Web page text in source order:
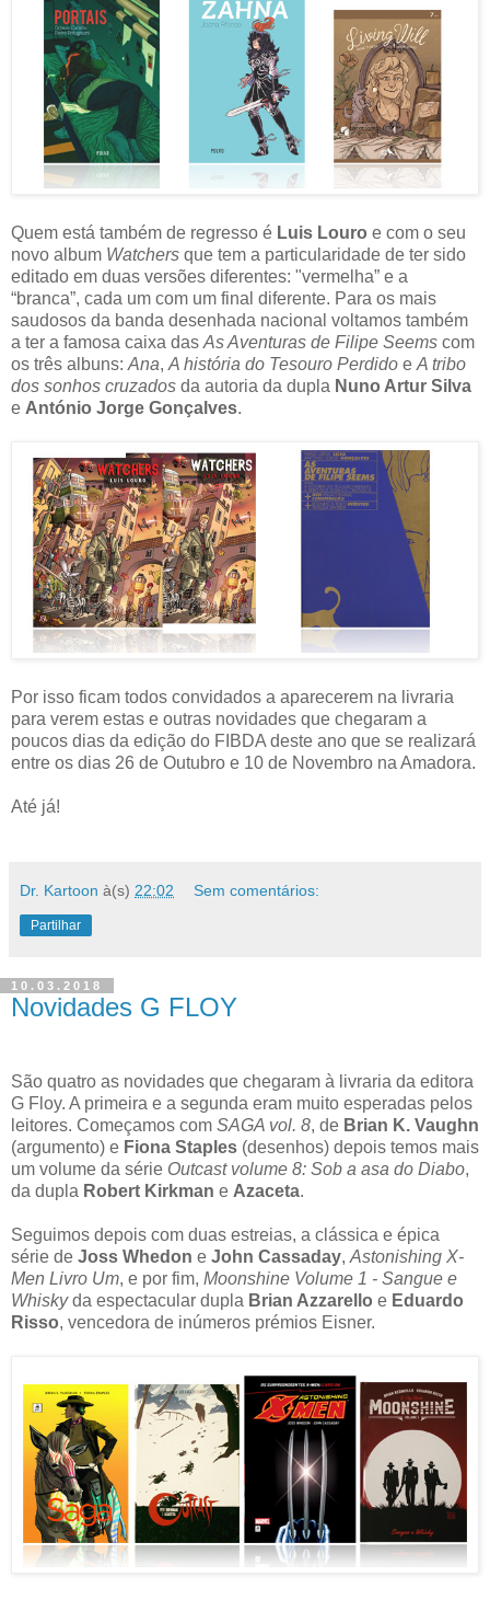
Quem está também de regresso é Luis Louro e com o seu
novo album Watchers que tem a particularidade de ter sido
editado em duas versões diferentes: "vermelha” e a
“branca”, cada um com um final diferente. Para os mais
saudosos da banda desenhada nacional voltamos também
a ter a famosa caixa das As Aventuras de Filipe Seems com
os três albuns: Ana, A história do Tesouro Perdido e A tribo
dos sonhos cruzados da autoria da dupla Nuno Artur Silva
e António Jorge Gonçalves.
Por isso ficam todos convidados a aparecerem na livraria
para verem estas e outras novidades que chegaram a
poucos dias da edição do FIBDA deste ano que se realizará
entre os dias 26 de Outubro e 10 de Novembro na Amadora.
Até já!
Dr. Kartoon à(s) 22:02 Sem comentários:
Partilhar
10.03.2018
Novidades G FLOY
São quatro as novidades que chegaram à livraria da editora
G Floy. A primeira e a segunda eram muito esperadas pelos
leitores. Começamos com SAGA vol. 8, de Brian K. Vaughn
(argumento) e Fiona Staples (desenhos) depois temos mais
um volume da série Outcast volume 8: Sob a asa do Diabo,
da dupla Robert Kirkman e Azaceta.
Seguimos depois com duas estreias, a clássica e épica
série de Joss Whedon e John Cassaday, Astonishing X-
Men Livro Um, e por fim, Moonshine Volume 1 - Sangue e
Whiskyda espectacular dupla Brian Azzarello e Eduardo
Risso, vencedora de inúmeros prémios Eisner.